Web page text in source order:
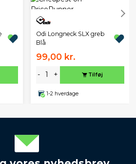
Odi Longneck SLX greb
Blå
99,00 kr.
- + Tilføj
1-2 hverdage